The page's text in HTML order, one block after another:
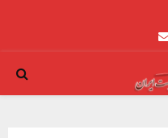
Email